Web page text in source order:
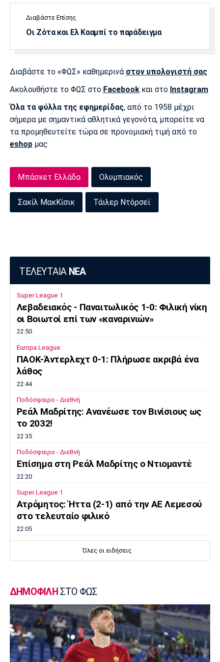
Διαβάστε Επίσης
Οι Ζότα και Ελ Κααμπί το παράδειγμα
Διαβάστε το «ΦΩΣ» καθημερινά στον υπολογιστή σας
Ακολουθήστε το ΦΩΣ στο Facebook και στο Instagram
Όλα τα φύλλα της εφημερίδας, από το 1958 μέχρι
σήμερα με σημαντικά αθλητικά γεγονότα, μπορείτε να
τα προμηθευτείτε τώρα σε προνομιακή τιμή από το
eshop μας
Μπάσκετ Ελλάδα Ολυμπιακός
Σακίλ ΜακΚίσικ Τάιλερ Ντόρσεϊ
ΤΕΛΕΥΤΑΙΑ ΝΕΑ
Super League 1
Λεβαδειακός - Παναιτωλικός 1-0: Φιλική νίκη
οι Βοιωτοί επί των «καναρινιών»
22:50
Europa League
ΠΑΟΚ-Άντερλεχτ 0-1: Πλήρωσε ακριβά ένα
λάθος
22:44
Ποδόσφαιρο - Διεθνή
Ρεάλ Μαδρίτης: Ανανέωσε τον Βινίσιους ως
το 2032!
22:35
Ποδόσφαιρο - Διεθνή
Επίσημα στη Ρεάλ Μαδρίτης ο Ντιομαντέ
22:20
Super League 1
Ατρόμητος: Ήττα (2-1) από την ΑΕ Λεμεσού
στο τελευταίο φιλικό
22:05
Κούβελος σε αδελφές Αλεξανδρή: «Μας
Super League 2
Ο Ζορζίνιο στον Πανσερραϊκό
21:35
Ποδόσφαιρο - Εθνικές Ομάδες
Ουρουγουάη: Ο Φορλάν νέος προπονητής της
Όλες οι ειδήσεις
ΔΗΜΟΦΙΛΗ ΣΤΟ ΦΩΣ